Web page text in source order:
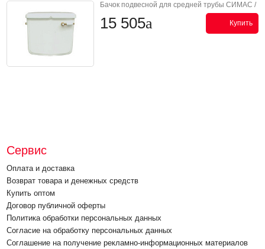
Бачок подвесной для средней трубы СИМАС /
SIMAS Аркада / ARCADE AR 812B bia front
flush
15 505 Купить
Сервис
Оплата и доставка
Возврат товара и денежных средств
Купить оптом
Договор публичной оферты
Политика обработки персональных данных
Согласие на обработку персональных данных
Соглашение на получение рекламно-информационных материалов